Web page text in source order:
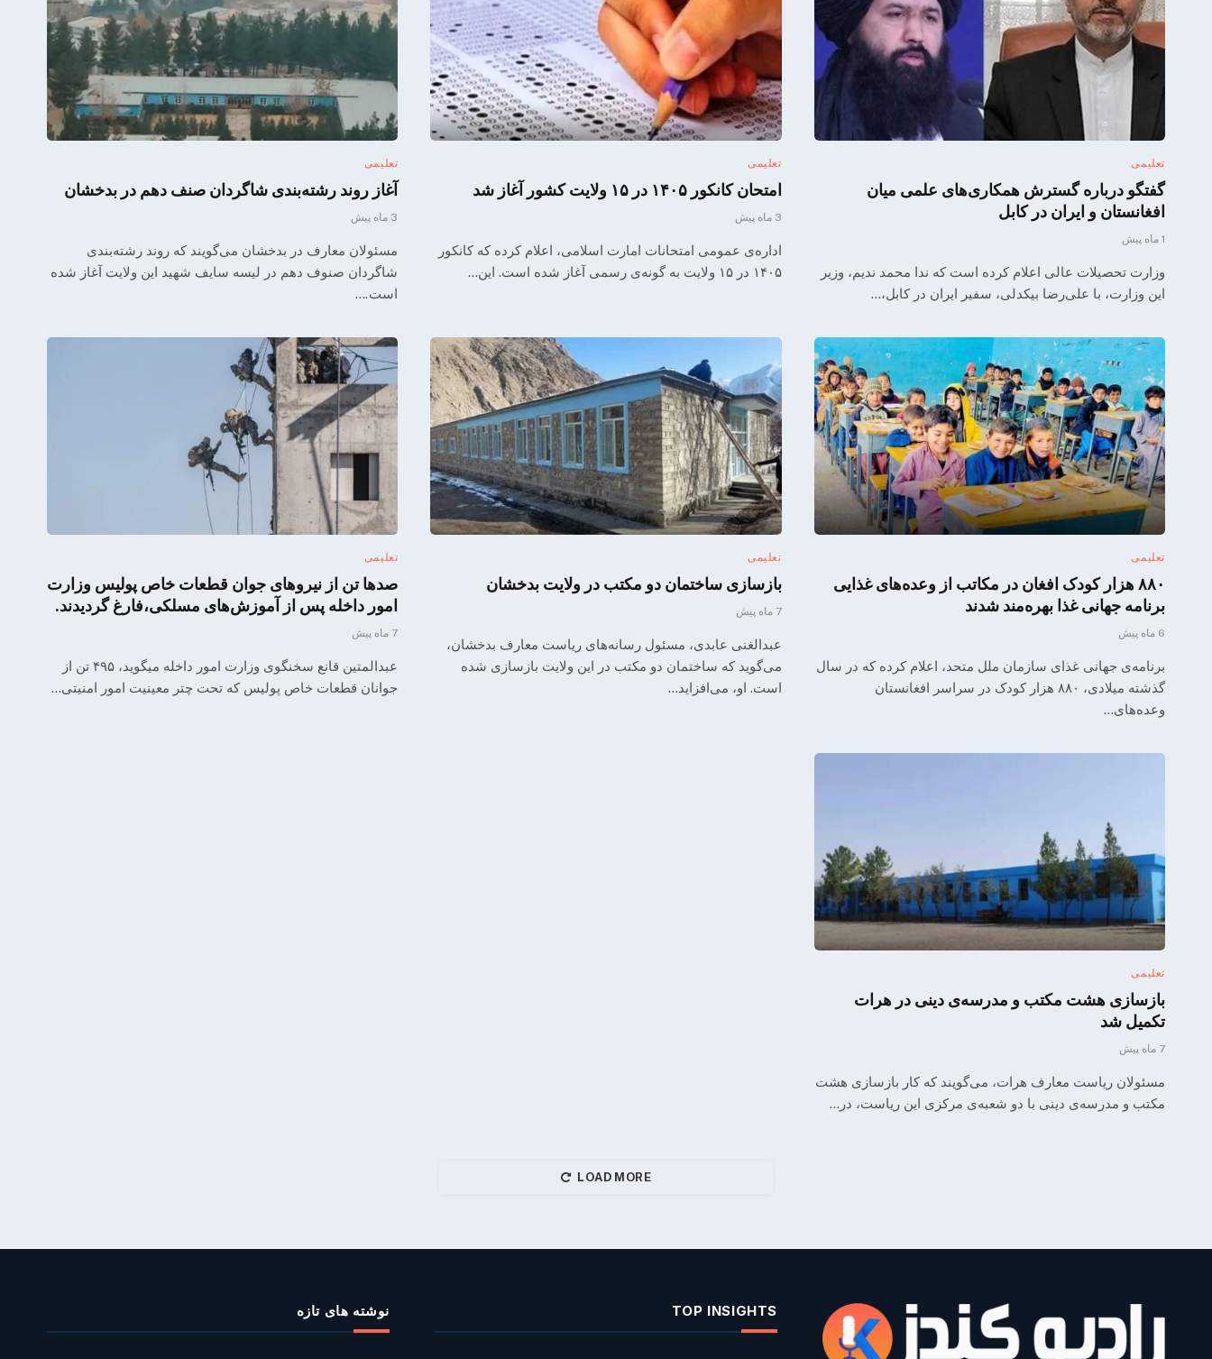
تعلیمی
گفتگو درباره گسترش همکاری‌های علمی میان
افغانستان و ایران در کابل
1 ماه پیش
وزارت تحصیلات عالی اعلام کرده است که ندا محمد ندیم، وزیر
این وزارت، با علی‌رضا بیکدلی، سفیر ایران در کابل،…
تعلیمی
امتحان کانکور ۱۴۰۵ در ۱۵ ولایت کشور آغاز شد
3 ماه پیش
اداره‌ی عمومی امتحانات امارت اسلامی، اعلام کرده که کانکور
۱۴۰۵ در ۱۵ ولایت به گونه‌ی رسمی آغاز شده است. این…
تعلیمی
آغاز روند رشته‌بندی شاگردان صنف دهم در بدخشان
3 ماه پیش
مسئولان معارف در بدخشان می‌گویند که روند رشته‌بندی
شاگردان صنوف دهم در لیسه سایف شهید این ولایت آغاز شده
است.…
تعلیمی
۸۸۰ هزار کودک افغان در مکاتب از وعده‌های غذایی
برنامه جهانی غذا بهره‌مند شدند
6 ماه پیش
برنامه‌ی جهانی غذای سازمان ملل متحد، اعلام کرده که در سال
گذشته میلادی، ۸۸۰ هزار کودک در سراسر افغانستان
وعده‌های…
تعلیمی
بازسازی ساختمان دو مکتب در ولایت بدخشان
7 ماه پیش
عبدالغنی عابدی، مسئول رسانه‌های ریاست معارف بدخشان،
می‌گوید که ساختمان دو مکتب در این ولایت بازسازی شده
است. او، می‌افزاید…
تعلیمی
صدها تن از نیروهای جوان قطعات خاص پو‌‌لیس وزارت
امور د‌اخله پس از آموزش‌های مسلکی،فارغ گردیدند.
7 ماه پیش
عبدالمتین قانع سخنگوی وزارت امور داخله میگوید، ۴۹۵ تن از
جوانان قطعا‌ت ‌خاص پولیس که تحت چتر معینیت امور ‌امنیتی…
تعلیمی
بازسازی هشت مکتب و مدرسه‌ی دینی در هرات
تکمیل شد
7 ماه پیش
مسئولان ریاست معارف هرات، می‌گویند که کار بازسازی هشت
مکتب و مدرسه‌ی دینی ‌با دو شعبه‌ی مرکزی این ریاست، در…
LOAD MORE
TOP INSIGHTS نوشته‌ های تازه